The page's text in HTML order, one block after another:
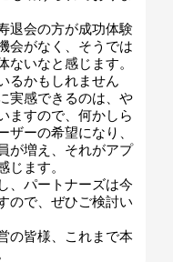
退会の方が成功体験
会がなく、そうでは
ないなと感じます。
るかもしれません
実感できるのは、や
ますので、何かしら
ーの希望になり、
が増え、それがアプ
じます。
、パートナーズは今
ので、ぜひご検討い
の皆様、これまで本